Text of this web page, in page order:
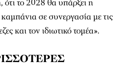
το 2028 θα υπάρξει η
σε συνεργασία με τις
και τον ιδιωτικό τομέα».